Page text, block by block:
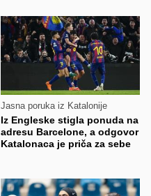
Jasna poruka iz Katalonije
Iz Engleske stigla ponuda na
adresu Barcelone, a odgovor
Katalonaca je priča za sebe